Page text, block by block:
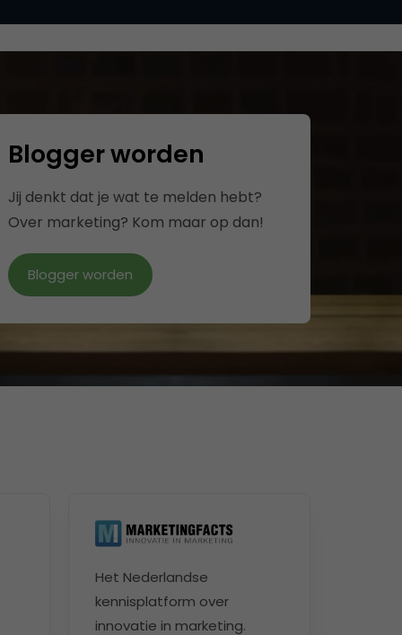
Blogger worden
Jij denkt dat je wat te melden hebt?
Over marketing? Kom maar op dan!
Blogger worden
Het Nederlandse
kennisplatform over
innovatie in marketing.